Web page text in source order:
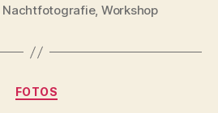
Nacht“
Nachtfotografie, Workshop
Kategorien
FOTOS